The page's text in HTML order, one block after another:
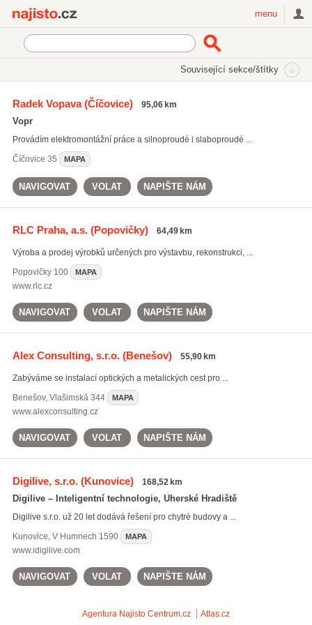
menu
Související sekce/štítky
Počítače a komunikace
Optické sítě
Radek Vopava(Číčovice) 95,06 km
Vopr
Provádím elektromontážní práce a silnoproudé i slaboproudé ...
Číčovice 35 MAPA
NAVIGOVAT VOLAT NAPIŠTE NÁM
RLC Praha, a.s.(Popovičky) 64,49 km
Výroba a prodej výrobků určených pro výstavbu, rekonstrukci, ...
Popovičky100 MAPA
www.rlc.cz
NAVIGOVAT VOLAT NAPIŠTE NÁM
Alex Consulting, s.r.o.(Benešov) 55,90 km
Zabýváme se instalací optických a metalických cest pro ...
Benešov, Vlašimská 344 MAPA
www.alexconsulting.cz
NAVIGOVAT VOLAT NAPIŠTE NÁM
Digilive, s.r.o.(Kunovice) 168,52 km
Digilive – Inteligentní technologie, Uherské Hradiště
Digilive s.r.o. už 20 let dodává řešení pro chytré budovy a ...
Kunovice, V Humnech 1590 MAPA
www.idigilive.com
NAVIGOVAT VOLAT NAPIŠTE NÁM
Agentura Najisto Centrum.cz Atlas.cz